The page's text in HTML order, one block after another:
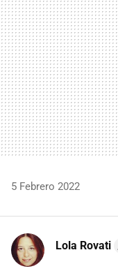
5 Febrero 2022
Lola Rovati